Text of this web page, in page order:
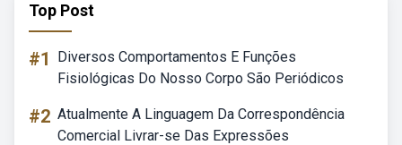
Top Post
#1
Diversos Comportamentos E Funções
Fisiológicas Do Nosso Corpo São Periódicos
#2 Atualmente A Linguagem Da Correspondência
Comercial Livrar-se Das Expressões